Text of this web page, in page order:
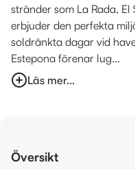
stränder som La Rada,
erbjuder den perfekta
soldränkta dagar vid
Estepona förenar lug...
Läs mer...
Översikt